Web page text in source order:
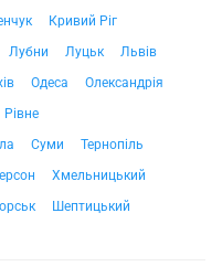
Кривий Ріг
Лубни Луцьк
Львів
Одеса
Олександрія
Рівне
Суми
Тернопіль
Хмельницький
Шептицький